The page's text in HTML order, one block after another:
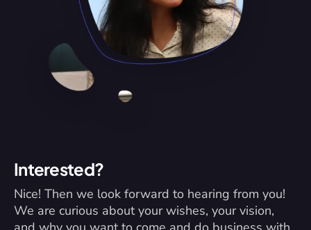
Interested?
Nice! Then we look forward to hearing from you!
We are curious about your wishes, your vision,